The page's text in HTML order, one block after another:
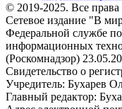
© 2019-2025. Все
Сетевое издание "В
Федеральной службе
информационных
(Роскомнадзор)
Свидетельство о
Учредитель: Бухарев
Главный редактор: